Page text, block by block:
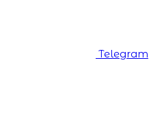
Telegram